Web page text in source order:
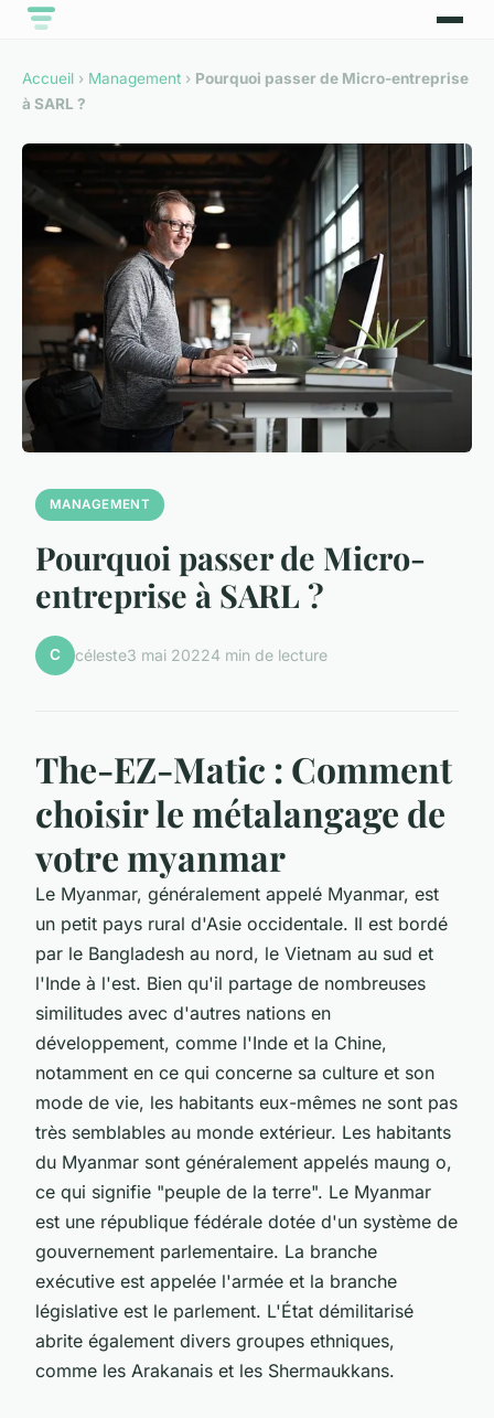
Accueil › Management › Pourquoi passer de Micro-entreprise
à SARL ?
MANAGEMENT
Pourquoi passer de Micro-
entreprise à SARL ?
C céleste3 mai 20224 min de lecture
The-EZ-Matic : Comment
choisir le métalangage de
votre myanmar
Le Myanmar, généralement appelé Myanmar, est
un petit pays rural d'Asie occidentale. Il est bordé
par le Bangladesh au nord, le Vietnam au sud et
l'Inde à l'est. Bien qu'il partage de nombreuses
similitudes avec d'autres nations en
développement, comme l'Inde et la Chine,
notamment en ce qui concerne sa culture et son
mode de vie, les habitants eux-mêmes ne sont pas
très semblables au monde extérieur. Les habitants
du Myanmar sont généralement appelés maung o,
ce qui signifie "peuple de la terre". Le Myanmar
est une république fédérale dotée d'un système de
gouvernement parlementaire. La branche
exécutive est appelée l'armée et la branche
législative est le parlement. L'État démilitarisé
abrite également divers groupes ethniques,
comme les Arakanais et les Shermaukkans.